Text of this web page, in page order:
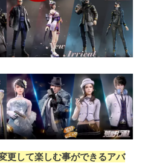
更して楽しむ事ができるアバ